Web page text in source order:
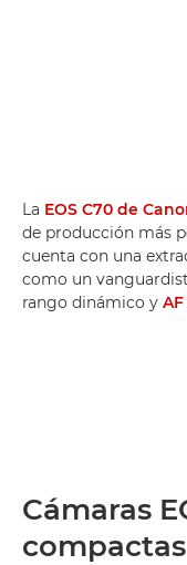
La EOS C70 de
de producción más
cuenta con una
como un
rango dinámico y
Cámaras
compactas